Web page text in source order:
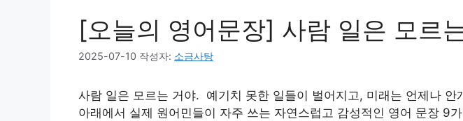
[오늘의 영어문장] 사람 일은 모르
2025-07-10 작성자: 소금사탕
사람 일은 모르는 거야. 예기치 못한 일들이 벌어지고, 미래는 언제나
아래에서 실제 원어민들이 자주 쓰는 자연스럽고 감성적인 영어 문장 9